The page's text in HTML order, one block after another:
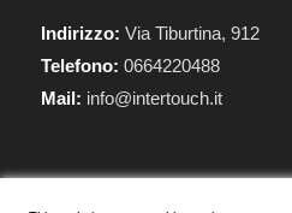
Indirizzo: Via Tiburtina, 912
Telefono: 0664220488
Mail: info@intertouch.it